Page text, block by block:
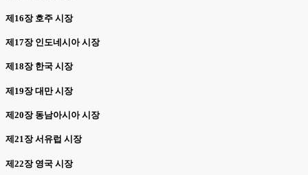
제16장 호주 시장
제17장 인도네시아 시장
제18장 한국 시장
제19장 대만 시장
제20장 동남아시아 시장
제21장 서유럽 시장
제22장 영국 시장